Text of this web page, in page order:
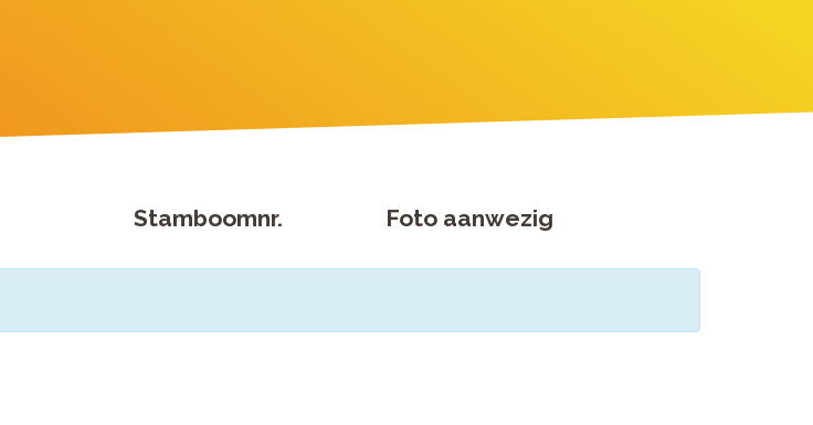
Stamboomnr. Foto aanwezig